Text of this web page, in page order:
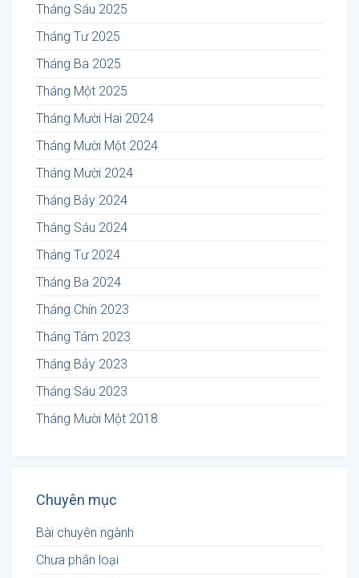
Tháng Sáu 2025
Tháng Tư 2025
Tháng Ba 2025
Tháng Một 2025
Tháng Mười Hai 2024
Tháng Mười Một 2024
Tháng Mười 2024
Tháng Bảy 2024
Tháng Sáu 2024
Tháng Tư 2024
Tháng Ba 2024
Tháng Chín 2023
Tháng Tám 2023
Tháng Bảy 2023
Tháng Sáu 2023
Tháng Mười Một 2018
Chuyên mục
Bài chuyên ngành
Chưa phân loại